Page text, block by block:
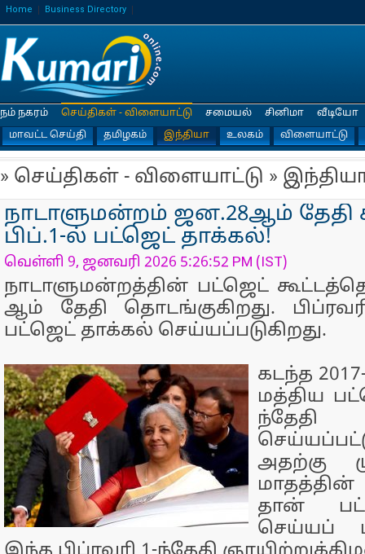
Home Business Directory
நம் நகரம்
செய்திகள் - விளையாட்டு
மாவட்ட செய்தி
தமிழகம் இந்தியா உலகம் விளையாட்டு
சமையல் சினிமா வீடியோ
» செய்திகள் - விளையாட்டு »
நாடாளுமன்றம் ஜன.28ஆம் தேதி
பிப்.1-ல் பட்ஜெட் தாக்கல்!
வெள்ளி 9, ஜனவரி 2026 5:26:52 PM (IST)
நாடாளுமன்றத்தின் பட்ஜெட்
ஆம் தேதி தொடங்குகிறது.
பட்ஜெட் தாக்கல் செய்யப்படுகிறது.
கடந்த
மத்திய
அதற்கு
தான்
செய்யப்